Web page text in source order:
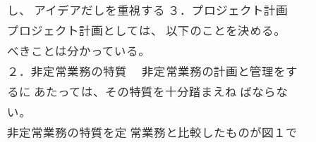
し、 アイデアだしを重視する ３．プロジェクト計画
プロジェクト計画としては、 以下のことを決める。
べきことは分かっている。
２．非定常業務の特質 非定常業務の計画と管理をす
るに あたっては、その特質を十分踏まえね ばならな
い。
非定常業務の特質を定 常業務と比較したものが図１で